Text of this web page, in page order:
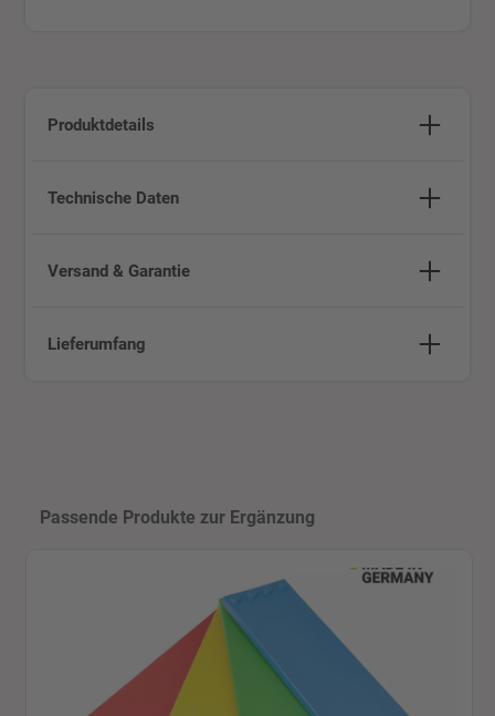
Produktdetails
Technische Daten
Versand & Garantie
Lieferumfang
Passende Produkte zur Ergänzung